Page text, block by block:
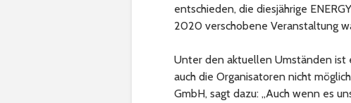
entschieden, die diesjährige
2020 verschobene Veranstaltung
Unter den aktuellen Umständen ist
auch die Organisatoren nicht
GmbH, sagt dazu: „Auch wenn es